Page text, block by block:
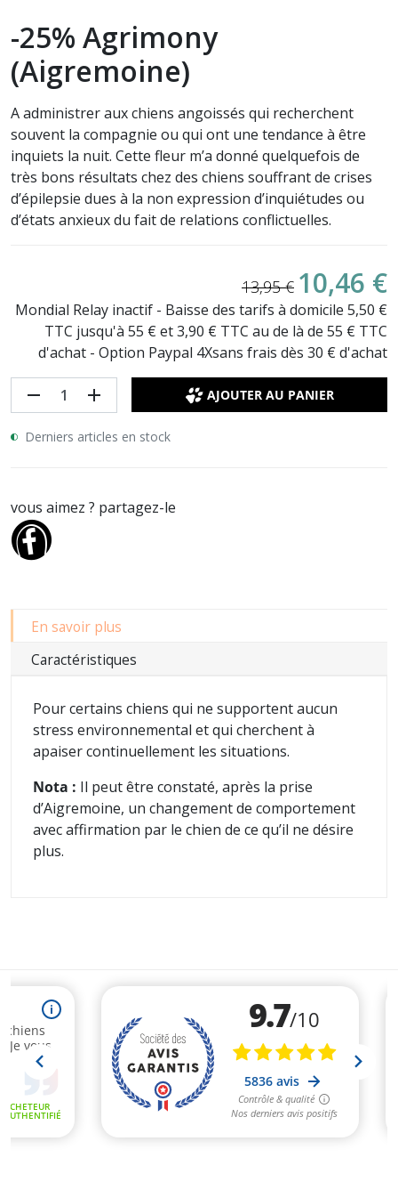
-25% Agrimony
(Aigremoine)
A administrer aux chiens angoissés qui recherchent
souvent la compagnie ou qui ont une tendance à être
inquiets la nuit. Cette fleur m’a donné quelquefois de
très bons résultats chez des chiens souffrant de crises
d’épilepsie dues à la non expression d’inquiétudes ou
d’états anxieux du fait de relations conflictuelles.
13,95 € 10,46 €
Mondial Relay inactif - Baisse des tarifs à domicile 5,50 €
TTC jusqu'à 55 € et 3,90 € TTC au de là de 55 € TTC
d'achat - Option Paypal 4Xsans frais dès 30 € d'achat
remove add AJOUTER AU PANIER
Derniers articles en stock
vous aimez ? partagez-le
En savoir plus
Caractéristiques
Pour certains chiens qui ne supportent aucun
stress environnemental et qui cherchent à
apaiser continuellement les situations.
Nota : Il peut être constaté, après la prise
d’Aigremoine, un changement de comportement
avec affirmation par le chien de ce qu’il ne désire
plus.